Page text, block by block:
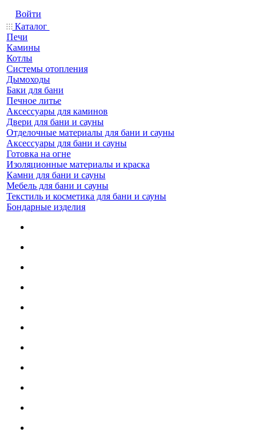
Войти
Каталог
Печи
Камины
Котлы
Системы отопления
Дымоходы
Баки для бани
Печное литье
Аксессуары для каминов
Двери для бани и сауны
Отделочные материалы для бани и сауны
Аксессуары для бани и сауны
Готовка на огне
Изоляционные материалы и краска
Камни для бани и сауны
Мебель для бани и сауны
Текстиль и косметика для бани и сауны
Бондарные изделия